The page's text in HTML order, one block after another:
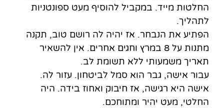
החלטות מייד. במקביל להוסיף מעט ספונטניות
לתהליך.
הפתיע את הנבחר. אז יהיה לה רושם טוב, תקנה
מתנות על 8 במרץ וחגים אחרים. אין להשאיר
תאריך משמעותי ללא תשומת לב.
עבור אישה, גבר הוא סמל לביטחון. עזור לה.
אישה היא רגישה, אז חיבוק ואחוז בידה. היה
החלטי, מעט יהיר ומתוחכם.